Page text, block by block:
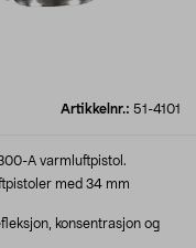
Artikkelnr.: 51-4101
A varmluftpistol.
med 34 mm
konsentrasjon og